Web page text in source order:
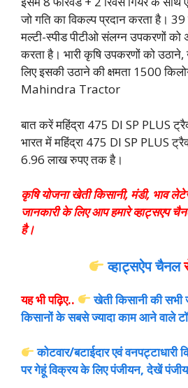
जो गति का विकल्प प्रदान करता है।
मल्टी-स्पीड पीटीओ संलग्न उपकरणों को
करता है। भारी कृषि उपकरणों को
लिए इसकी उठाने की क्षमता 1500
Mahindra Tractor
बात करें महिंद्रा 475 DI SP PLUS
भारत में महिंद्रा 475 DI SP PLUS
6.96 लाख रुपए तक है।
कृषि योजना खेती किसानी, मंडी, भाव
जानकारी के लिए आप हमारे व्हाट्सएप
है।
व्हाट्सऐप चैनल
यह भी पढ़िए..
खेती किसानी की सभी
किसानों के सबसे ज्यादा काम आने वाले
कोटवार/बटाईदार एवं
पर गेहूं विक्रय के लिए पंजीयन, देखें